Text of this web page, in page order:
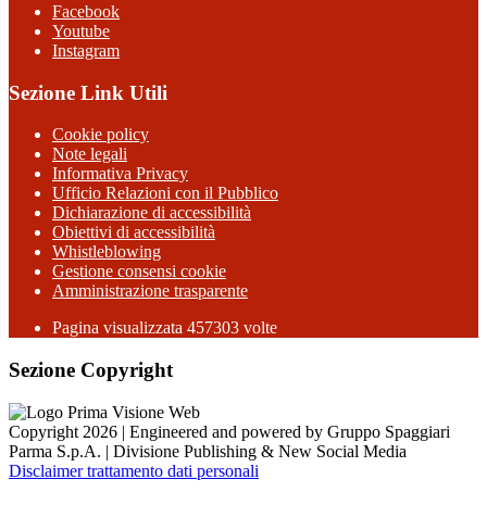
Facebook
Youtube
Instagram
Sezione Link Utili
Cookie policy
Note legali
Informativa Privacy
Ufficio Relazioni con il Pubblico
Dichiarazione di accessibilità
Obiettivi di accessibilità
Whistleblowing
Gestione consensi cookie
Amministrazione trasparente
Pagina visualizzata 457303 volte
Sezione Copyright
Copyright 2026 | Engineered and powered by Gruppo Spaggiari
Parma S.p.A. | Divisione Publishing & New Social Media
Disclaimer trattamento dati personali